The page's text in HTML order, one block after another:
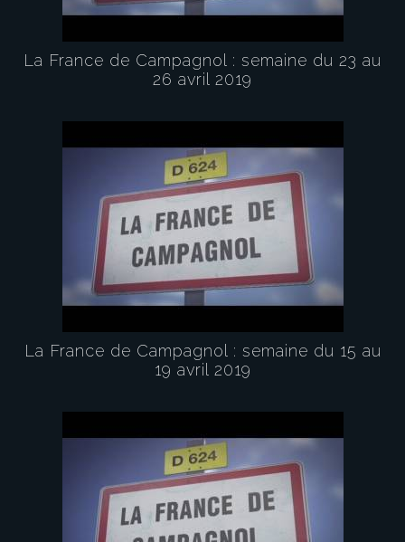
La France de Campagnol : semaine du 23 au
26 avril 2019
La France de Campagnol : semaine du 15 au
19 avril 2019